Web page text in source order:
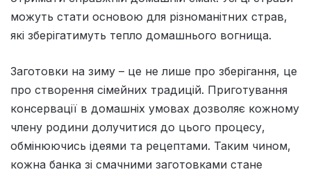
можуть стати основою для різноманітних страв,
які зберігатимуть тепло домашнього вогнища.
Заготовки на зиму – це не лише про зберігання, це
про створення сімейних традицій. Приготування
консервації в домашніх умовах дозволяє кожному
члену родини долучитися до цього процесу,
обмінюючись ідеями та рецептами. Таким чином,
кожна банка зі смачними заготовками стане